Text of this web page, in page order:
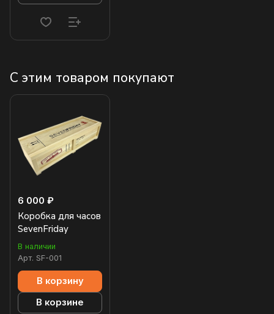
С этим товаром покупают
6 000 ₽
Коробка для часов
SevenFriday
В наличии
Арт. SF-001
В корзину
В корзине